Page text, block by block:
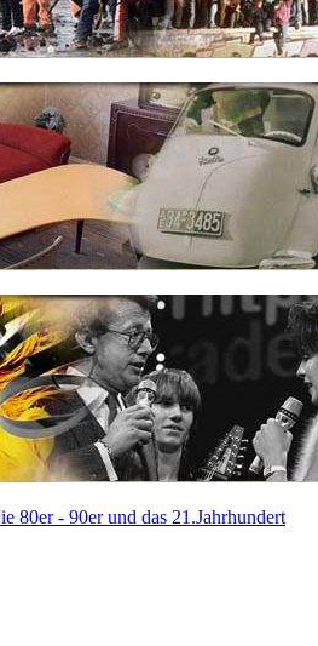
80er - 90er und das 21.Jahrhundert